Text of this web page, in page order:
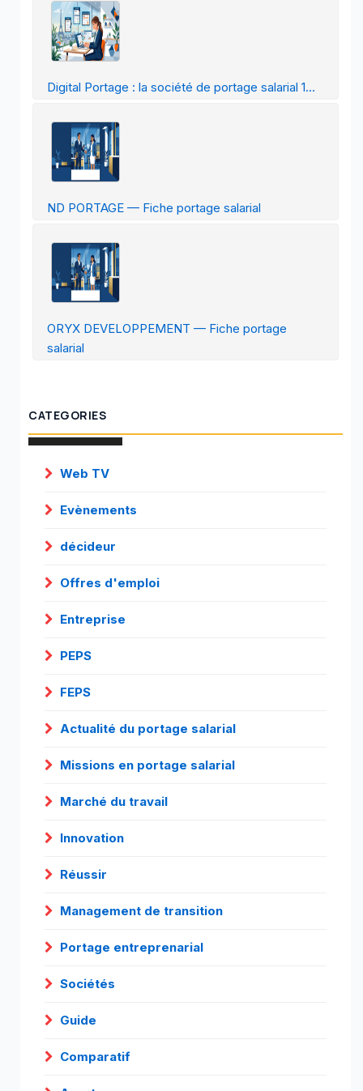
Digital Portage : la société de portage salarial 1...
ND PORTAGE — Fiche portage salarial
ORYX DEVELOPPEMENT — Fiche portage
salarial
CATEGORIES
Web TV
Evènements
décideur
Offres d'emploi
Entreprise
PEPS
FEPS
Actualité du portage salarial
Missions en portage salarial
Marché du travail
Innovation
Réussir
Management de transition
Portage entreprenarial
Sociétés
Guide
Comparatif